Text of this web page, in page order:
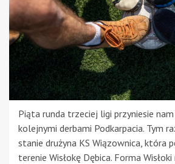
Piąta runda trzeciej ligi przyniesie
kolejnymi derbami Podkarpacia. Tym
stanie drużyna KS Wiązownica, która
terenie Wisłokę Dębica. Forma